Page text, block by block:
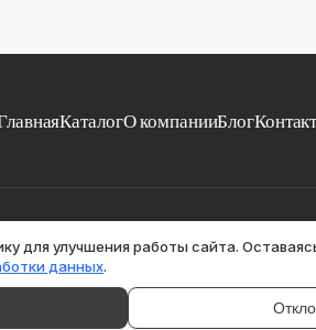
КаталогО компанииБлог
без разрешения авторов или
для улучшения работы сайта.
данных.